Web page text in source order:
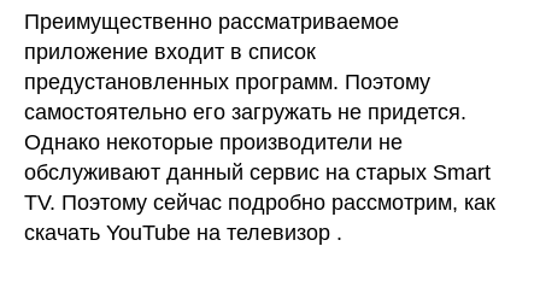
Преимущественно рассматриваемое
приложение входит в список
предустановленных программ. Поэтому
самостоятельно его загружать не придется.
Однако некоторые производители не
обслуживают данный сервис на старых Smart
TV. Поэтому сейчас подробно рассмотрим, как
скачать YouTube на телевизор .